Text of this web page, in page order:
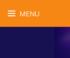
MENU